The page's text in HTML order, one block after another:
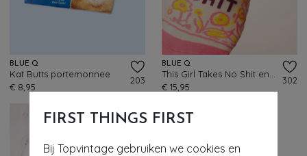
FIRST THINGS FIRST
Bij Topvintage gebruiken we cookies en
BLUE Q
Kat Butts portemonnee
€ 8,95
203
BLUE Q
€ 15,95
302